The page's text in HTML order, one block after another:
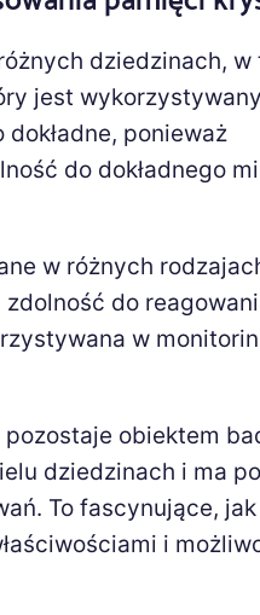
dziedzinach,
jest
ponieważ
do dokładnego
w różnych
do
w
pozostaje obiektem
dziedzinach i ma
To fascynujące,
i